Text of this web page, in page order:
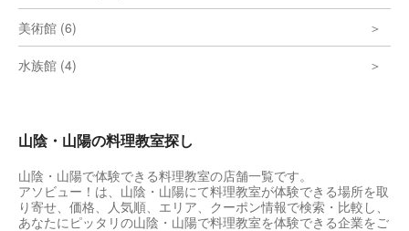
美術館 (6)
水族館 (4)
山陰・山陽の料理教室探し
山陰・山陽で体験できる料理教室の店舗一覧です。
アソビュー！は、山陰・山陽にて料理教室が体験できる場所を取
り寄せ、価格、人気順、エリア、クーポン情報で検索・比較し、
あなたにピッタリの山陰・山陽で料理教室を体験できる企業をご